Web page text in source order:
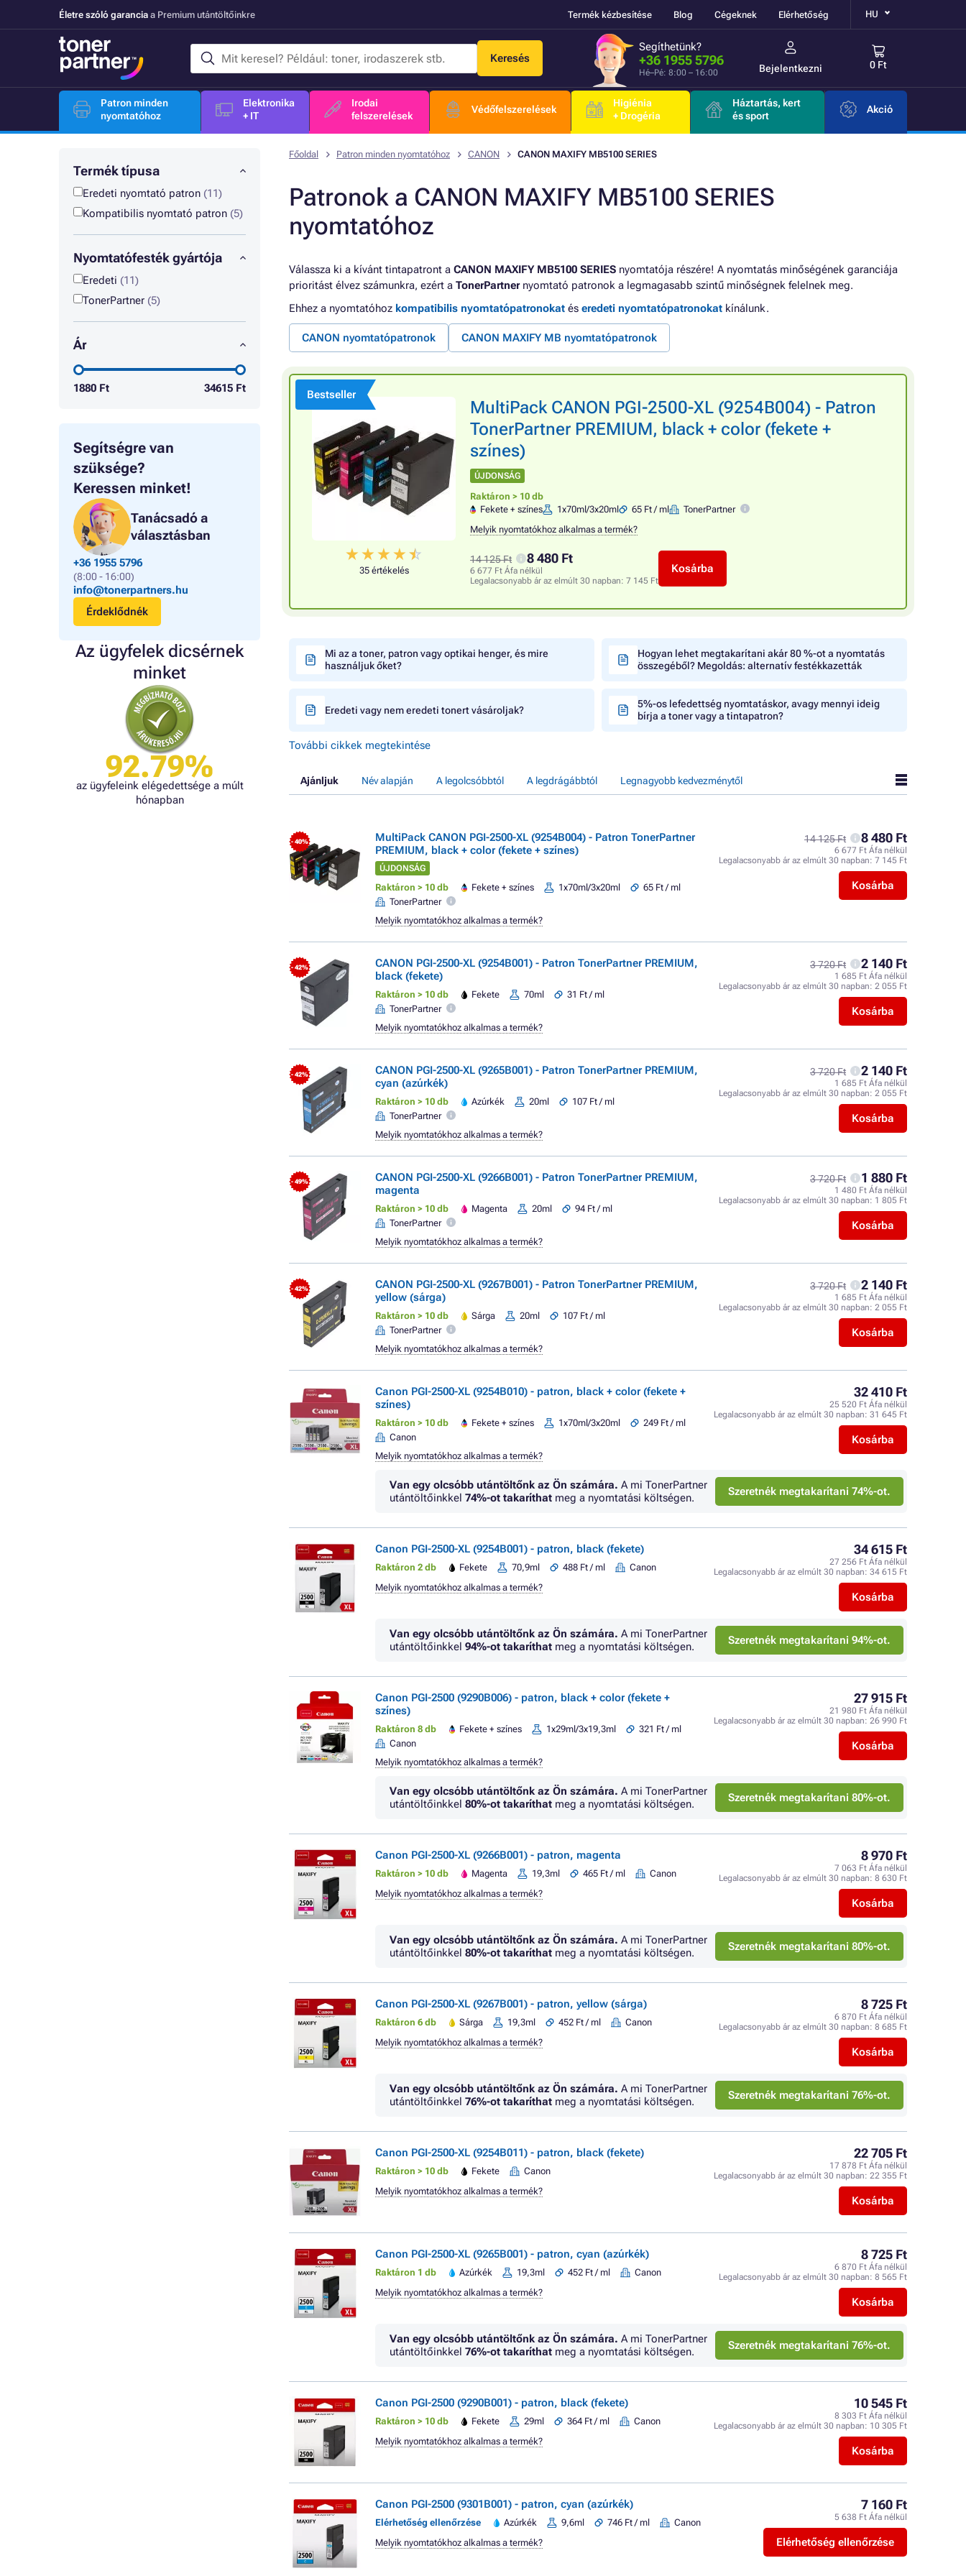
Életre szóló garancia a Premium utántöltőinkre Termék kézbesítése Blog Cégeknek Elérhetőség HU
Keresés
Segíthetünk?
+36 1955 5796
Hé–Pé: 8:00 – 16:00 Bejelentkezni 0 Ft
Patron minden
nyomtatóhoz
Elektronika
+ IT
Irodai
felszerelések
Védőfelszerelések
Higiénia
+ Drogéria
Háztartás, kert
és sport
Akció
Termék típusa
Eredeti nyomtató patron (11)
Kompatibilis nyomtató patron (5)
Nyomtatófesték gyártója
Eredeti (11)
TonerPartner (5)
Ár
1880 Ft 34615 Ft
Segítségre van
szüksége?
Keressen minket!
Tanácsadó a
választásban
+36 1955 5796
(8:00 - 16:00)
info@tonerpartners.hu
Érdeklődnék
Az ügyfelek dicsérnek
minket
92.79%
az ügyfeleink elégedettsége a múlt
hónapban
Főoldal Patron minden nyomtatóhoz CANON CANON MAXIFY MB5100 SERIES
Patronok a CANON MAXIFY MB5100 SERIES
nyomtatóhoz
Válassza ki a kívánt tintapatront a CANON MAXIFY MB5100 SERIES nyomtatója részére! A nyomtatás minőségének garanciája
prioritást élvez számunkra, ezért a TonerPartnernyomtató patronok a legmagasabb szintű minőségnek felelnek meg.
Ehhez a nyomtatóhoz kompatibilis nyomtatópatronokat és eredeti nyomtatópatronokat kínálunk.
CANON nyomtatópatronok CANON MAXIFY MB nyomtatópatronok
Bestseller
35 értékelés
MultiPack CANON PGI-2500-XL (9254B004) - Patron
TonerPartner PREMIUM, black + color (fekete +
színes)
ÚJDONSÁG
Raktáron > 10 db
Fekete + színes
1x70ml/3x20ml 65 Ft / ml
TonerPartner
Melyik nyomtatókhoz alkalmas a termék?
14 125 Ft 8 480 Ft
6 677 Ft Áfa nélkül
Legalacsonyabb ár az elmúlt 30 napban: 7 145 Ft
Kosárba
Mi az a toner, patron vagy optikai henger, és mire
használjuk őket?
Hogyan lehet megtakarítani akár 80 %-ot a nyomtatás
összegéből? Megoldás: alternatív festékkazetták
Eredeti vagy nem eredeti tonert vásároljak?
5%-os lefedettség nyomtatáskor, avagy mennyi ideig
bírja a toner vagy a tintapatron?
További cikkek megtekintése
Ajánljuk Név alapján A legolcsóbbtól A legdrágábbtól Legnagyobb kedvezménytől
- 40%
MultiPack CANON PGI-2500-XL (9254B004) - Patron TonerPartner
PREMIUM, black + color (fekete + színes)
ÚJDONSÁG
Raktáron > 10 db Fekete + színes 1x70ml/3x20ml
65 Ft / ml
TonerPartner
14 125 Ft 8 480 Ft
6 677 Ft Áfa nélkül
Legalacsonyabb ár az elmúlt 30 napban: 7 145 Ft
Kosárba
Melyik nyomtatókhoz alkalmas a termék?
- 42%
CANON PGI-2500-XL (9254B001) - Patron TonerPartner PREMIUM,
black (fekete)
Raktáron > 10 db Fekete 70ml
31 Ft / ml
TonerPartner
3 720 Ft 2 140 Ft
1 685 Ft Áfa nélkül
Legalacsonyabb ár az elmúlt 30 napban: 2 055 Ft
Kosárba
Melyik nyomtatókhoz alkalmas a termék?
- 42%
CANON PGI-2500-XL (9265B001) - Patron TonerPartner PREMIUM,
cyan (azúrkék)
Raktáron > 10 db Azúrkék 20ml
107 Ft / ml
TonerPartner
3 720 Ft 2 140 Ft
1 685 Ft Áfa nélkül
Legalacsonyabb ár az elmúlt 30 napban: 2 055 Ft
Kosárba
Melyik nyomtatókhoz alkalmas a termék?
- 49%
CANON PGI-2500-XL (9266B001) - Patron TonerPartner PREMIUM,
magenta
Raktáron > 10 db Magenta 20ml
94 Ft / ml
TonerPartner
3 720 Ft 1 880 Ft
1 480 Ft Áfa nélkül
Legalacsonyabb ár az elmúlt 30 napban: 1 805 Ft
Kosárba
Melyik nyomtatókhoz alkalmas a termék?
- 42%
CANON PGI-2500-XL (9267B001) - Patron TonerPartner PREMIUM,
yellow (sárga)
Raktáron > 10 db Sárga 20ml
107 Ft / ml
TonerPartner
3 720 Ft 2 140 Ft
1 685 Ft Áfa nélkül
Legalacsonyabb ár az elmúlt 30 napban: 2 055 Ft
Kosárba
Melyik nyomtatókhoz alkalmas a termék?
Canon PGI-2500-XL (9254B010) - patron, black + color (fekete +
színes)
Raktáron > 10 db Fekete + színes 1x70ml/3x20ml
249 Ft / ml
Canon
32 410 Ft
25 520 Ft Áfa nélkül
Legalacsonyabb ár az elmúlt 30 napban: 31 645 Ft
Kosárba
Melyik nyomtatókhoz alkalmas a termék?
Van egy olcsóbb utántöltőnk az Ön számára. A mi TonerPartner
utántöltőinkkel 74%-ot takaríthat meg a nyomtatási költségen. Szeretnék megtakarítani 74%-ot.
Canon PGI-2500-XL (9254B001) - patron, black (fekete)
Raktáron 2 db Fekete 70,9ml 488 Ft / ml Canon
34 615 Ft
27 256 Ft Áfa nélkül
Legalacsonyabb ár az elmúlt 30 napban: 34 615 Ft
Kosárba
Melyik nyomtatókhoz alkalmas a termék?
Van egy olcsóbb utántöltőnk az Ön számára. A mi TonerPartner
utántöltőinkkel 94%-ot takaríthat meg a nyomtatási költségen. Szeretnék megtakarítani 94%-ot.
Canon PGI-2500 (9290B006) - patron, black + color (fekete +
színes)
Raktáron 8 db Fekete + színes 1x29ml/3x19,3ml
321 Ft / ml
Canon
27 915 Ft
21 980 Ft Áfa nélkül
Legalacsonyabb ár az elmúlt 30 napban: 26 990 Ft
Kosárba
Melyik nyomtatókhoz alkalmas a termék?
Van egy olcsóbb utántöltőnk az Ön számára. A mi TonerPartner
utántöltőinkkel 80%-ot takaríthat meg a nyomtatási költségen. Szeretnék megtakarítani 80%-ot.
Canon PGI-2500-XL (9266B001) - patron, magenta
Raktáron > 10 db Magenta 19,3ml 465 Ft / ml Canon
8 970 Ft
7 063 Ft Áfa nélkül
Legalacsonyabb ár az elmúlt 30 napban: 8 630 Ft
Kosárba
Melyik nyomtatókhoz alkalmas a termék?
Van egy olcsóbb utántöltőnk az Ön számára. A mi TonerPartner
utántöltőinkkel 80%-ot takaríthat meg a nyomtatási költségen. Szeretnék megtakarítani 80%-ot.
Canon PGI-2500-XL (9267B001) - patron, yellow (sárga)
Raktáron 6 db Sárga 19,3ml 452 Ft / ml Canon
8 725 Ft
6 870 Ft Áfa nélkül
Legalacsonyabb ár az elmúlt 30 napban: 8 685 Ft
Kosárba
Melyik nyomtatókhoz alkalmas a termék?
Van egy olcsóbb utántöltőnk az Ön számára. A mi TonerPartner
utántöltőinkkel 76%-ot takaríthat meg a nyomtatási költségen. Szeretnék megtakarítani 76%-ot.
Canon PGI-2500-XL (9254B011) - patron, black (fekete)
Raktáron > 10 db Fekete Canon
22 705 Ft
17 878 Ft Áfa nélkül
Legalacsonyabb ár az elmúlt 30 napban: 22 355 Ft
Kosárba
Melyik nyomtatókhoz alkalmas a termék?
Canon PGI-2500-XL (9265B001) - patron, cyan (azúrkék)
Raktáron 1 db Azúrkék 19,3ml 452 Ft / ml Canon
8 725 Ft
6 870 Ft Áfa nélkül
Legalacsonyabb ár az elmúlt 30 napban: 8 565 Ft
Kosárba
Melyik nyomtatókhoz alkalmas a termék?
Van egy olcsóbb utántöltőnk az Ön számára. A mi TonerPartner
utántöltőinkkel 76%-ot takaríthat meg a nyomtatási költségen. Szeretnék megtakarítani 76%-ot.
Canon PGI-2500 (9290B001) - patron, black (fekete)
Raktáron > 10 db Fekete 29ml 364 Ft / ml Canon
10 545 Ft
8 303 Ft Áfa nélkül
Legalacsonyabb ár az elmúlt 30 napban: 10 305 Ft
Kosárba
Melyik nyomtatókhoz alkalmas a termék?
Canon PGI-2500 (9301B001) - patron, cyan (azúrkék)
Elérhetőség ellenőrzése Azúrkék 9,6ml 746 Ft / ml Canon
7 160 Ft
5 638 Ft Áfa nélkül
Elérhetőség ellenőrzése
Melyik nyomtatókhoz alkalmas a termék?